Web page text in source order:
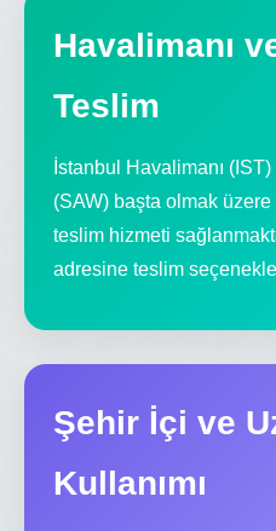
Havalimanı
Teslim
İstanbul Havalimanı
(SAW) başta olmak
teslim hizmeti
adresine teslim
Şehir İçi ve
Kullanımı